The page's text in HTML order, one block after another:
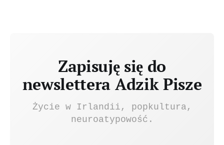
Zapisuję się do
newslettera Adzik Pisze
Życie w Irlandii, popkultura,
neuroatypowość.